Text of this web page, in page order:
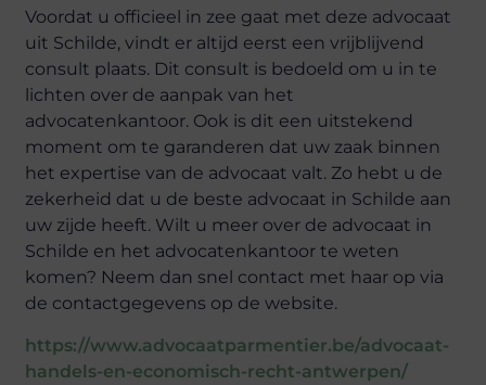
Voordat u officieel in zee gaat met deze advocaat
uit Schilde, vindt er altijd eerst een vrijblijvend
consult plaats. Dit consult is bedoeld om u in te
lichten over de aanpak van het
advocatenkantoor. Ook is dit een uitstekend
moment om te garanderen dat uw zaak binnen
het expertise van de advocaat valt. Zo hebt u de
zekerheid dat u de beste advocaat in Schilde aan
uw zijde heeft. Wilt u meer over de advocaat in
Schilde en het advocatenkantoor te weten
komen? Neem dan snel contact met haar op via
de contactgegevens op de website.
https://www.advocaatparmentier.be/advocaat-
handels-en-economisch-recht-antwerpen/